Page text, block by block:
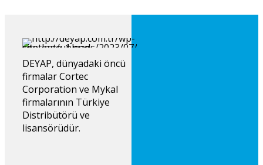
DEYAP, dünyadaki öncü
firmalar Cortec
Corporation ve Mykal
firmalarının Türkiye
Distribütörü ve
lisansörüdür.